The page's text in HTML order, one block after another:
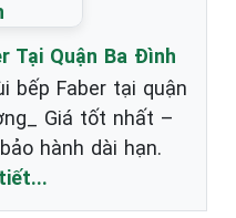
Tại Quận Ba Đình
bếp Faber tại quận
Giá tốt nhất –
hành dài hạn.